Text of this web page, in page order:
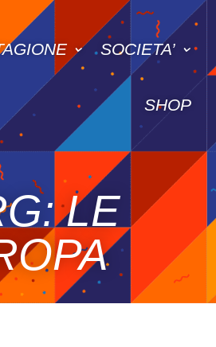
SOCIETA’
SHOP
LE